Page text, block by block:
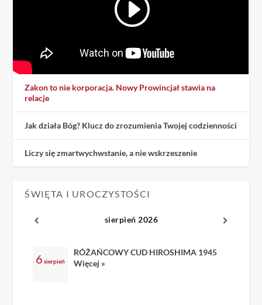
Zakon to nie korporacja. Nowy Prowincjał stawia na
relacje
Jak działa Bóg? Klucz do zrozumienia Twojej codzienności
Liczy się zmartwychwstanie, a nie wskrzeszenie
ŚWIĘTA I UROCZYSTOŚCI
sierpień 2026
6 sierpień
RÓŻAŃCOWY CUD HIROSHIMA 1945
Więcej »